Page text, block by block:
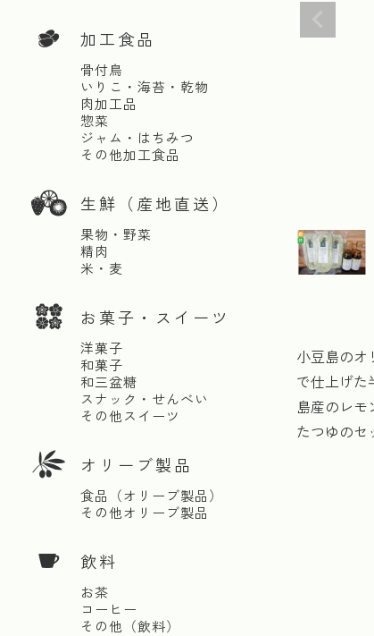
加工食品
骨付鳥
いりこ・海苔・乾物
肉加工品
惣菜
ジャム・はちみつ
その他加工食品
生鮮（産地直送）
果物・野菜
精肉
米・麦
お菓子・スイーツ
洋菓子
和菓子
和三盆糖
スナック・せんべい
その他スイーツ
オリーブ製品
食品（オリーブ製品）
その他オリーブ製品
飲料
お茶
コーヒー
その他（飲料）
小豆島のオ
で仕上げた
島産のレ
たつゆのセ